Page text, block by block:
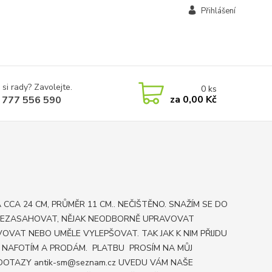
Přihlášení
rady? Zavolejte.
556 590
0ks
za 0,00 Kč
24 CM, PRŮMĚR 11 CM.. NEČIŠTĚNO. SNAŽÍM SE DO
NĚJAK NEODBORNĚ UPRAVOVAT
NEBO UMĚLE VYLEPŠOVAT. TAK JAK K NIM PŘIJDU
NAFOTÍM A PRODÁM. PLATBU PROSÍM NA MŮJ
antik-sm@seznam.cz UVEDU VÁM NAŠE